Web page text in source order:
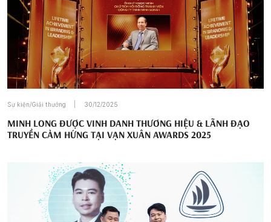
Sự kiện/Giải thưởng 30/12/2025
MINH LONG ĐƯỢC VINH DANH THƯƠNG HIỆU & LÃNH ĐẠO
TRUYỀN CẢM HỨNG TẠI VẠN XUÂN AWARDS 2025